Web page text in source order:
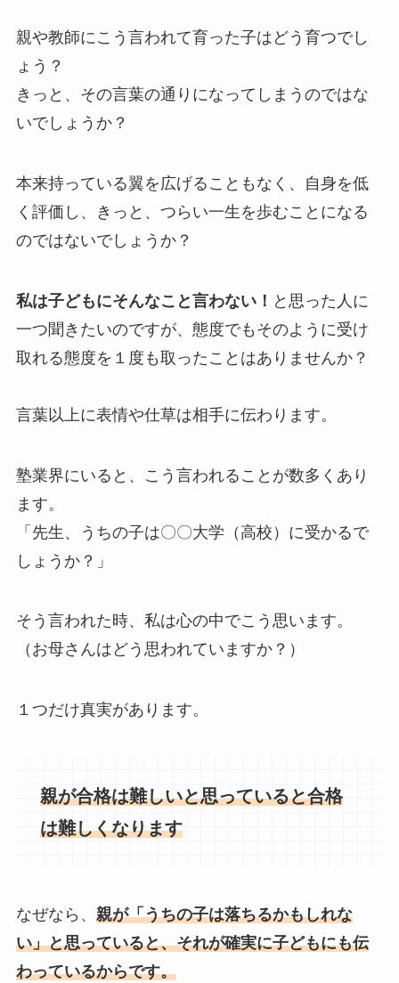
親や教師にこう言われて育った子はどう育つでし
ょう？
きっと、その言葉の通りになってしまうのではな
いでしょうか？
本来持っている翼を広げることもなく、自身を低
く評価し、きっと、つらい一生を歩むことになる
のではないでしょうか？
私は子どもにそんなこと言わない！ と思った人に
一つ聞きたいのですが、態度でもそのように受け
取れる態度を１度も取ったことはありませんか？
言葉以上に表情や仕草は相手に伝わります。
塾業界にいると、こう言われることが数多くあり
ます。
「先生、うちの子は〇〇大学（高校）に受かるで
しょうか？」
そう言われた時、私は心の中でこう思います。
（お母さんはどう思われていますか？）
１つだけ真実があります。
親が合格は難しいと思っていると合格
は難しくなります
なぜなら、 親が「うちの子は落ちるかもしれな
い」と思っていると、それが確実に子どもにも伝
わっているからです。